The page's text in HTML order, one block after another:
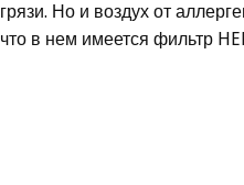
грязи. Но и воздух от
что в нем имеется фильтр